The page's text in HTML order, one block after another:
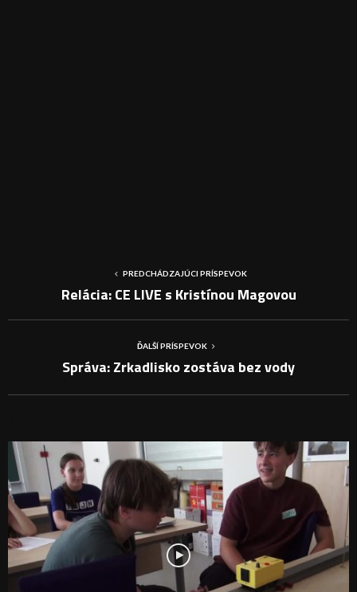
PREDCHÁDZAJÚCI PRÍSPEVOK
Relácia: CE LIVE s Kristínou Magovou
ĎALŠÍ PRÍSPEVOK
Správa: Zrkadlisko zostáva bez vody